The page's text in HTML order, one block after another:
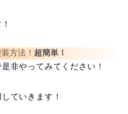
方法！ 超簡単！
非やってみてください！
ていきます！